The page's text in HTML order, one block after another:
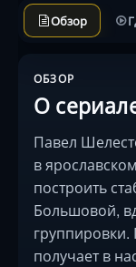
Обзор
ОБЗОР
О
Павел
в
построить
Большовой,
получает в